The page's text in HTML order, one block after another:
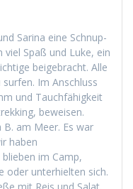
Sari­na eine Schnup­
Spaß und Luke, ein
beige­bracht. Alle
Im Anschluss
und Tauch­fähigkeit
beweisen.
B. am Meer. Es war
haben
im Camp,
oder unter­hiel­ten sich.